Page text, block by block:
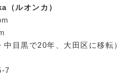
ルオンカ）
目黒で20年、大田区に移転）
7